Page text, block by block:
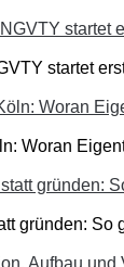
startet
Woran
gründen: